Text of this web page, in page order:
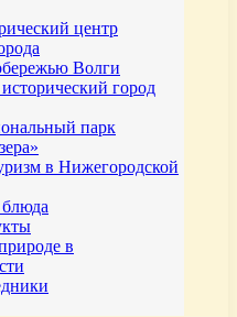
центр
Волги
город
парк
в Нижегородской
в